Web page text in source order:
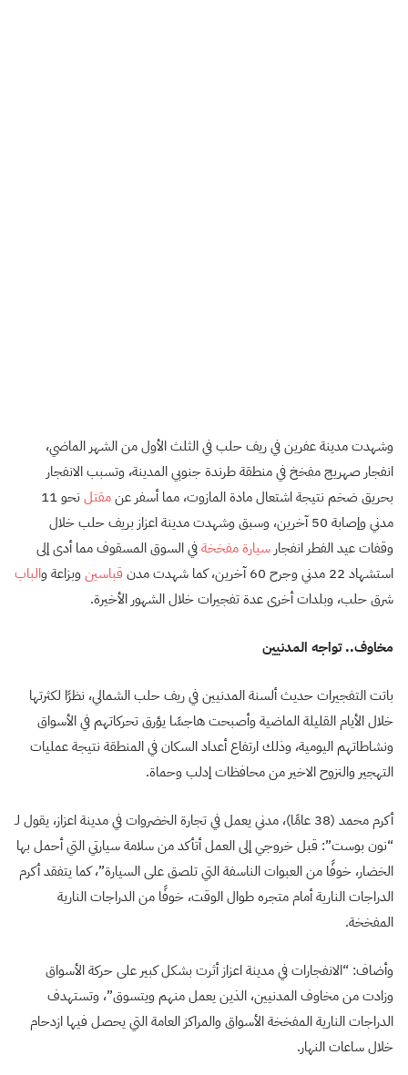
وشهدت مدينة عفرين في ريف حلب في الثلث الأول من الشهر الماضي،
انفجار صهريج مفخخ في منطقة طرندة جنوبي المدينة، وتسبب الانفجار
بحريق ضخم نتيجة اشتعال مادة المازوت، مما أسفر عنمقتل
نحو 11
مدني وإصابة 50 آخرين، وسبق وشهدت مدينة اعزاز بريف حلب خلال
وقفات عيد الفطر انفجار سيارة مفخخةفي السوق المسقوف مما أدى إلى
استشهاد 22 مدني وجرح 60 آخرين، كما شهدت مدن
قباسينوبزاعة والباب
شرق حلب، وبلدات أخرى عدة تفجيرات خلال الشهور الأخيرة.
مخاوف.. تواجه المدنيين
باتت التفجيرات حديث ألسنة المدنيين في ريف حلب الشمالي، نظرًا لكثرتها
خلال الأيام القليلة الماضية وأصبحت هاجسًا يؤرق تحركاتهم في الأسواق
ونشاطاتهم اليومية، وذلك ارتفاع أعداد السكان في المنطقة نتيجة عمليات
التهجير والنزوح الاخير من محافظات إدلب وحماة.
أكرم محمد (38 عامًا)، مدني يعمل في تجارة الخضروات في مدينة اعزاز، يقول لـ
“نون بوست”: قبل خروجي إلى العمل أتأكد من سلامة سيارتي التي أحمل بها
الخضار، خوفًا من العبوات الناسفة التي تلصق على السيارة”، كما يتفقد أكرم
الدراجات النارية أمام متجره طوال الوقت، خوفًا من الدراجات النارية
المفخخة.
وأضاف: “الانفجارات في مدينة اعزاز أثرت بشكل كبير على حركة الأسواق
وزادت من مخاوف المدنيين، الذين يعمل منهم ويتسوق”، وتستهدف
الدراجات النارية المفخخة الأسواق والمراكز العامة التي يحصل فيها ازدحام
خلال ساعات النهار.